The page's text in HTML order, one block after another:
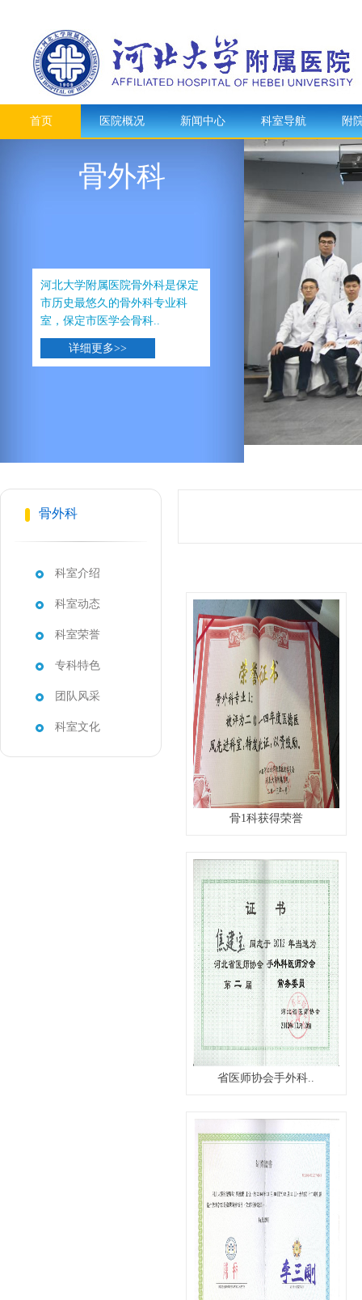
首页 医院概况 新闻中心 科室导航 附
骨外科
河北大学附属医院骨外科是保定
市历史最悠久的骨外科专业科
室，保定市医学会骨科..
详细更多>>
骨外科
科室介绍
科室动态
科室荣誉
专科特色
团队风采
科室文化
骨1科获得荣誉
省医师协会手外科..